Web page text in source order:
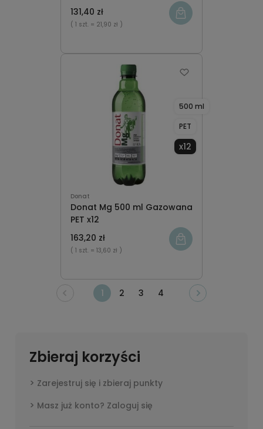
131,40 zł
( 1 szt. = 21,90 zł )
Donat
Donat Mg 500 ml Gazowana
PET x12
500 ml
PET
x12
163,20 zł
( 1 szt. = 13,60 zł )
1 2 3 4
Zbieraj korzyści
Zarejestruj się i zbieraj punkty
Masz już konto? Zaloguj się